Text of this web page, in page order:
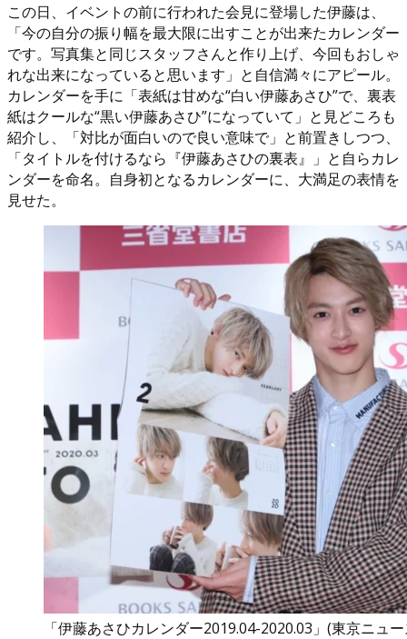
この日、イベントの前に行われた会見に登場した伊藤は、
「今の自分の振り幅を最大限に出すことが出来たカレンダー
です。写真集と同じスタッフさんと作り上げ、今回もおしゃ
れな出来になっていると思います」と自信満々にアピール。
カレンダーを手に「表紙は甘めな“白い伊藤あさひ”で、裏表
紙はクールな“黒い伊藤あさひ”になっていて」と見どころも
紹介し、「対比が面白いので良い意味で」と前置きしつつ、
「タイトルを付けるなら『伊藤あさひの裏表』」と自らカレ
ンダーを命名。自身初となるカレンダーに、大満足の表情を
見せた。
「伊藤あさひカレンダー2019.04-2020.03」(東京ニュ